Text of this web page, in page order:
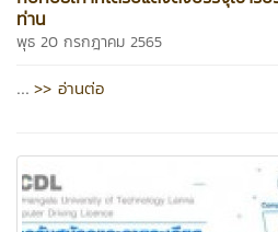
ท่าน
พุธ 20 กรกฎาคม 2565
... >> อ่านต่อ